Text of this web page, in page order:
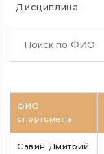
Дисциплина
ФИО
спортсмена
Савин Дмитрий